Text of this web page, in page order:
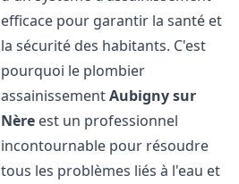
efficace pour garantir la santé et
la sécurité des habitants. C'est
pourquoi le plombier
assainissementAubigny sur
Nère est un professionnel
incontournable pour résoudre
tous les problèmes liés à l'eau et